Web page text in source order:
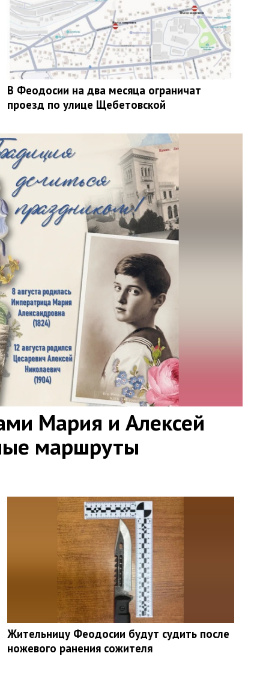
В Феодосии на два месяца ограничат
проезд по улице Щебетовской
Мария и Алексей
маршруты
Жительницу Феодосии будут судить после
ножевого ранения сожителя